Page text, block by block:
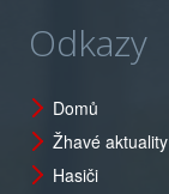
Odkazy
Domů
Žhavé aktuality
Hasiči